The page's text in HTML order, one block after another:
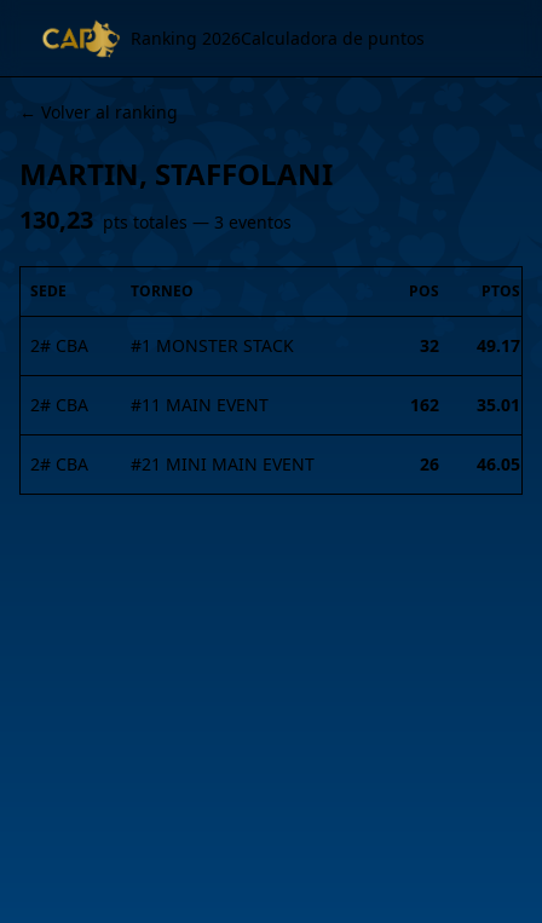
Ranking 2026Calculadora de puntos
← Volver al ranking
MARTIN, STAFFOLANI
130,23 pts totales — 3 eventos
SEDE TORNEO POS PTOS
2# CBA #1 MONSTER STACK 32 49.17
2# CBA #11 MAIN EVENT 162 35.01
2# CBA #21 MINI MAIN EVENT 26 46.05